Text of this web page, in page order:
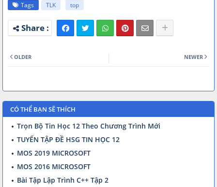
Tags TLK top
NEWER
OLDER
CÓ THỂ BẠN SẼ THÍCH
Trọn Bộ Tin Học 12 Theo Chương Trình Mới
TUYỂN TẬP ĐỀ HSG TIN HỌC 12
MOS 2019 MICROSOFT
MOS 2016 MICROSOFT
Bài Tập Lập Trình C++ Tập 2